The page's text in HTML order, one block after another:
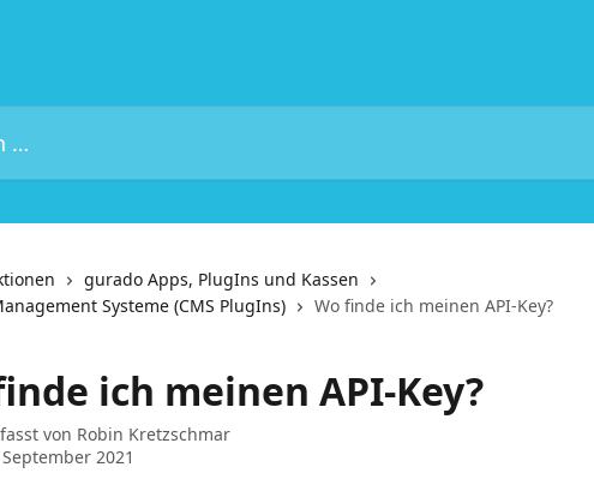
gurado Apps, PlugIns und Kassen
Systeme (CMS PlugIns)
Wo finde ich meinen API-Key?
ich meinen API-Key?
von Robin Kretzschmar
2021